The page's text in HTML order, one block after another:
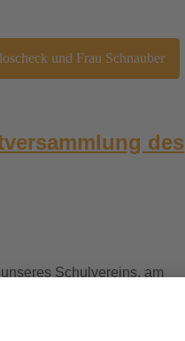
und Frau Schnauber
des
Schulvereins, am